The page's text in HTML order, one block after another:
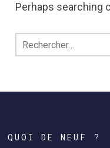
Perhaps searching
Rechercher :
QUOI DE NEUF ?